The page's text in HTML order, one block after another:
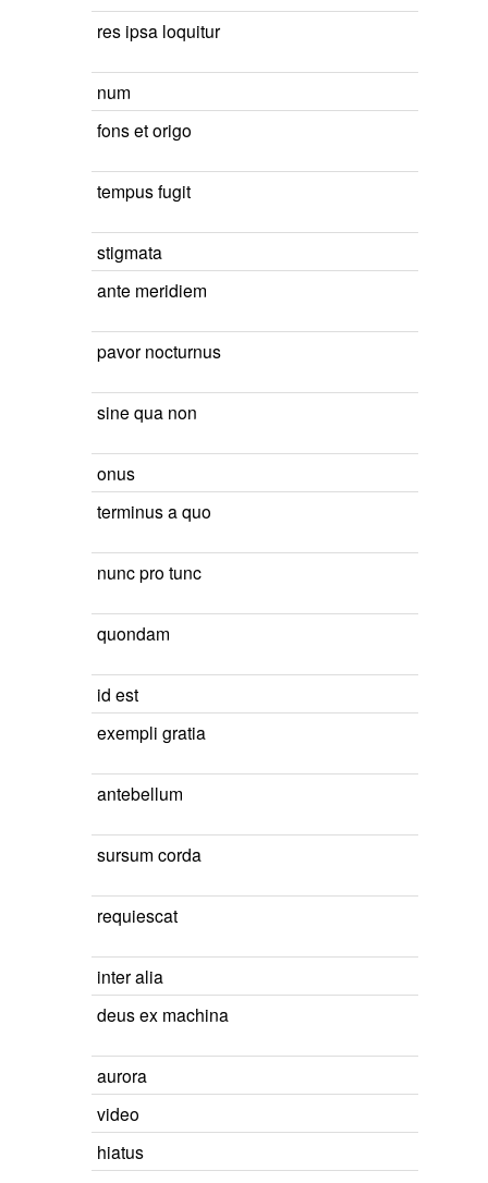
res ipsa loquitur
num
fons et origo
tempus fugit
stigmata
ante meridiem
pavor nocturnus
sine qua non
onus
terminus a quo
nunc pro tunc
quondam
id est
exempli gratia
antebellum
sursum corda
requiescat
inter alia
deus ex machina
aurora
video
hiatus